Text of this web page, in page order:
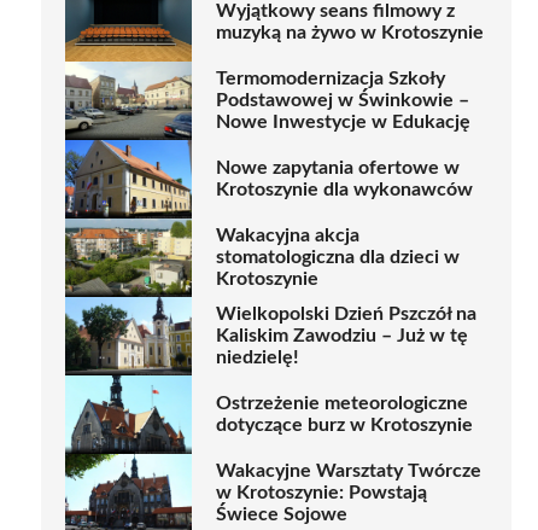
Wyjątkowy seans filmowy z
muzyką na żywo w Krotoszynie
Termomodernizacja Szkoły
Podstawowej w Świnkowie –
Nowe Inwestycje w Edukację
Nowe zapytania ofertowe w
Krotoszynie dla wykonawców
Wakacyjna akcja
stomatologiczna dla dzieci w
Krotoszynie
Wielkopolski Dzień Pszczół na
Kaliskim Zawodziu – Już w tę
niedzielę!
Ostrzeżenie meteorologiczne
dotyczące burz w Krotoszynie
Wakacyjne Warsztaty Twórcze
w Krotoszynie: Powstają
Świece Sojowe